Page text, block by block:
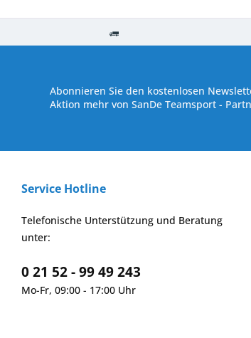
Abonnieren Sie den kostenlosen
Aktion mehr von SanDe Teamsport -
Service Hotline
Telefonische Unterstützung und Beratung
unter:
0 21 52 - 99 49 243
Mo-Fr, 09:00 - 17:00 Uhr